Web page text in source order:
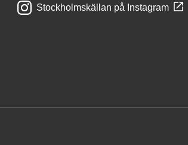
Stockholmskällan på Instagram